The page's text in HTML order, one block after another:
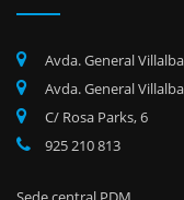
Avda. General
Avda. General
C/ Rosa Parks, 6
925 210 813